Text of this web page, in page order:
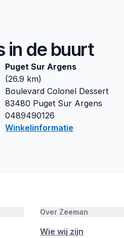
in de buurt
Puget Sur Argens
(26.9 km)
Boulevard Colonel Dessert
83480 Puget Sur Argens
0489490126
Winkelinformatie
Over Zeeman
Wie wij zijn